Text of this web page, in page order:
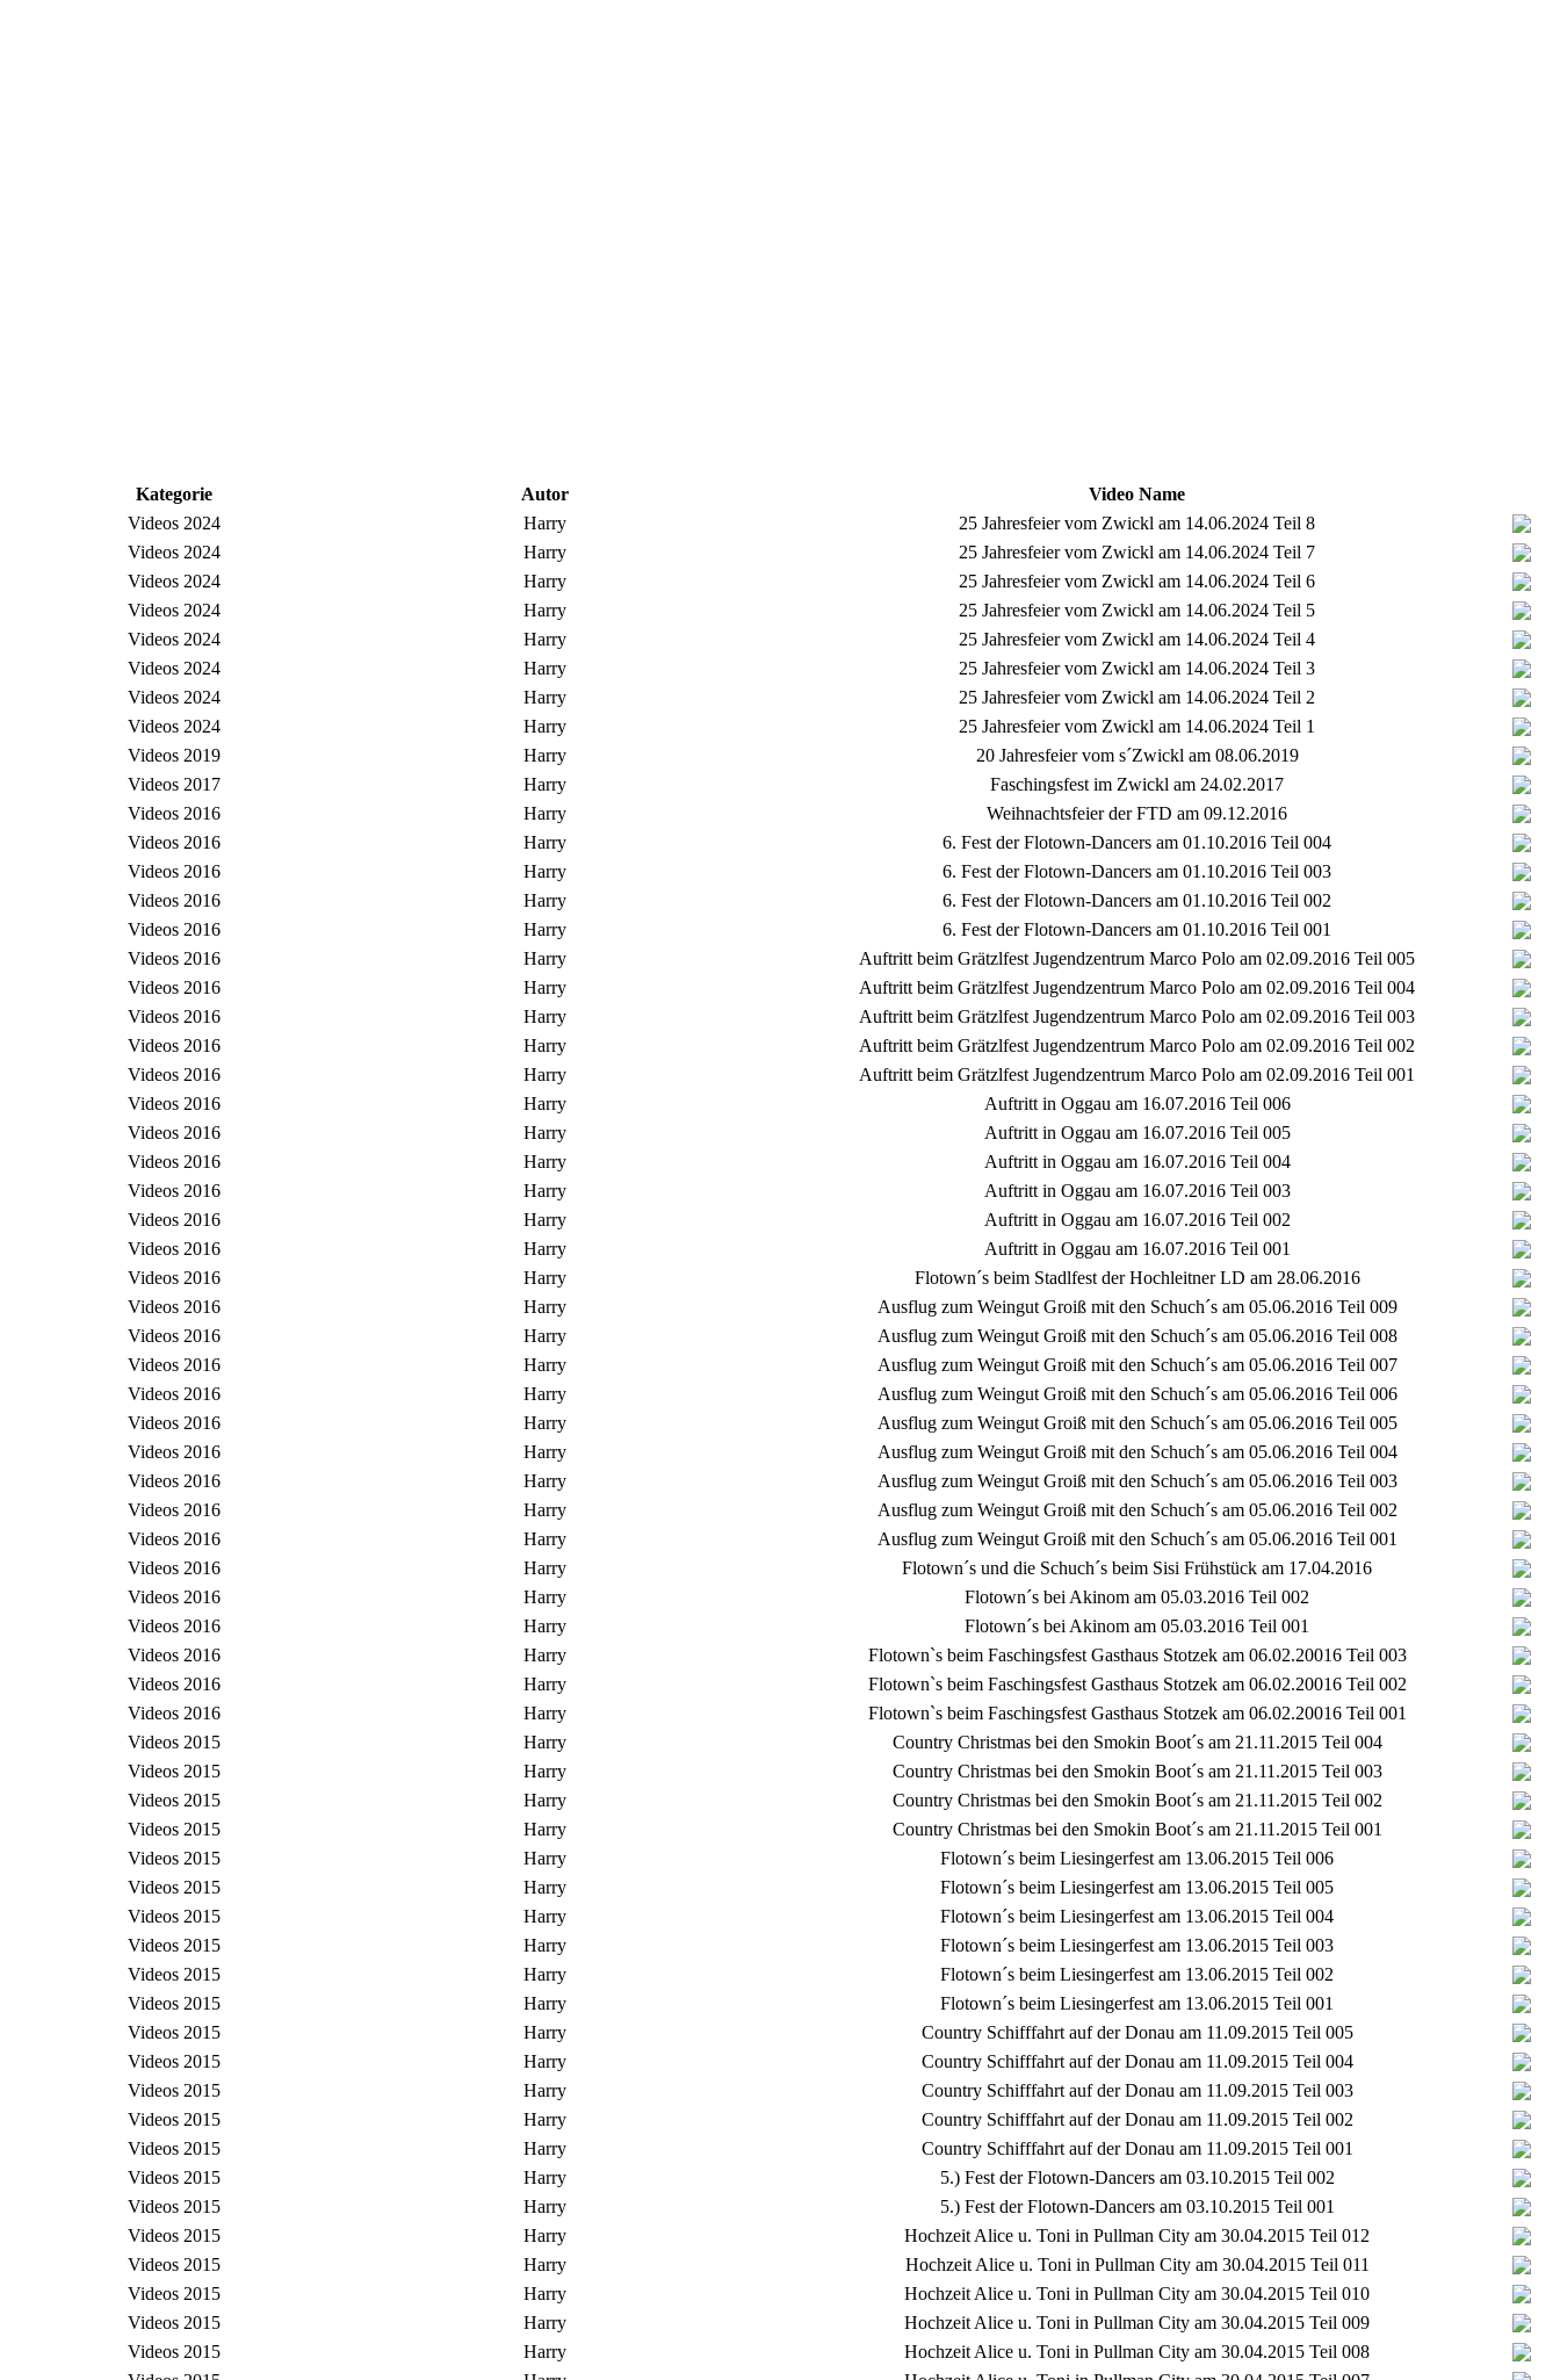
Kategorie Autor
Video Name
Videos 2024
Harry
25 Jahresfeier vom Zwickl am 14.06.2024 Teil 8
Videos 2024
Harry
25 Jahresfeier vom Zwickl am 14.06.2024 Teil 7
Videos 2024
Harry
25 Jahresfeier vom Zwickl am 14.06.2024 Teil 6
Videos 2024
Harry
25 Jahresfeier vom Zwickl am 14.06.2024 Teil 5
Videos 2024
Harry
25 Jahresfeier vom Zwickl am 14.06.2024 Teil 4
Videos 2024
Harry
25 Jahresfeier vom Zwickl am 14.06.2024 Teil 3
Videos 2024
Harry
25 Jahresfeier vom Zwickl am 14.06.2024 Teil 2
Videos 2024
Harry
25 Jahresfeier vom Zwickl am 14.06.2024 Teil 1
Videos 2019
Harry
20 Jahresfeier vom s´Zwickl am 08.06.2019
Videos 2017
Harry
Faschingsfest im Zwickl am 24.02.2017
Videos 2016
Harry
Weihnachtsfeier der FTD am 09.12.2016
Videos 2016
Harry
6. Fest der Flotown-Dancers am 01.10.2016 Teil 004
Videos 2016
Harry
6. Fest der Flotown-Dancers am 01.10.2016 Teil 003
Videos 2016
Harry
6. Fest der Flotown-Dancers am 01.10.2016 Teil 002
Videos 2016
Harry
6. Fest der Flotown-Dancers am 01.10.2016 Teil 001
Videos 2016
Harry
Auftritt beim Grätzlfest Jugendzentrum Marco Polo am 02.09.2016 Teil 005
Videos 2016
Harry
Auftritt beim Grätzlfest Jugendzentrum Marco Polo am 02.09.2016 Teil 004
Videos 2016
Harry
Auftritt beim Grätzlfest Jugendzentrum Marco Polo am 02.09.2016 Teil 003
Videos 2016
Harry
Auftritt beim Grätzlfest Jugendzentrum Marco Polo am 02.09.2016 Teil 002
Videos 2016
Harry
Auftritt beim Grätzlfest Jugendzentrum Marco Polo am 02.09.2016 Teil 001
Videos 2016
Harry
Auftritt in Oggau am 16.07.2016 Teil 006
Videos 2016
Harry
Auftritt in Oggau am 16.07.2016 Teil 005
Videos 2016
Harry
Auftritt in Oggau am 16.07.2016 Teil 004
Videos 2016
Harry
Auftritt in Oggau am 16.07.2016 Teil 003
Videos 2016
Harry
Auftritt in Oggau am 16.07.2016 Teil 002
Videos 2016
Harry
Auftritt in Oggau am 16.07.2016 Teil 001
Videos 2016
Harry
Flotown´s beim Stadlfest der Hochleitner LD am 28.06.2016
Videos 2016
Harry
Ausflug zum Weingut Groiß mit den Schuch´s am 05.06.2016 Teil 009
Videos 2016
Harry
Ausflug zum Weingut Groiß mit den Schuch´s am 05.06.2016 Teil 008
Videos 2016
Harry
Ausflug zum Weingut Groiß mit den Schuch´s am 05.06.2016 Teil 007
Videos 2016
Harry
Ausflug zum Weingut Groiß mit den Schuch´s am 05.06.2016 Teil 006
Videos 2016
Harry
Ausflug zum Weingut Groiß mit den Schuch´s am 05.06.2016 Teil 005
Videos 2016
Harry
Ausflug zum Weingut Groiß mit den Schuch´s am 05.06.2016 Teil 004
Videos 2016
Harry
Ausflug zum Weingut Groiß mit den Schuch´s am 05.06.2016 Teil 003
Videos 2016
Harry
Ausflug zum Weingut Groiß mit den Schuch´s am 05.06.2016 Teil 002
Videos 2016
Harry
Ausflug zum Weingut Groiß mit den Schuch´s am 05.06.2016 Teil 001
Videos 2016
Harry
Flotown´s und die Schuch´s beim Sisi Frühstück am 17.04.2016
Videos 2016
Harry
Flotown´s bei Akinom am 05.03.2016 Teil 002
Videos 2016
Harry
Flotown´s bei Akinom am 05.03.2016 Teil 001
Videos 2016
Harry
Flotown`s beim Faschingsfest Gasthaus Stotzek am 06.02.20016 Teil 003
Videos 2016
Harry
Flotown`s beim Faschingsfest Gasthaus Stotzek am 06.02.20016 Teil 002
Videos 2016
Harry
Flotown`s beim Faschingsfest Gasthaus Stotzek am 06.02.20016 Teil 001
Videos 2015
Harry
Country Christmas bei den Smokin Boot´s am 21.11.2015 Teil 004
Videos 2015
Harry
Country Christmas bei den Smokin Boot´s am 21.11.2015 Teil 003
Videos 2015
Harry
Country Christmas bei den Smokin Boot´s am 21.11.2015 Teil 002
Videos 2015
Harry
Country Christmas bei den Smokin Boot´s am 21.11.2015 Teil 001
Videos 2015
Harry
Flotown´s beim Liesingerfest am 13.06.2015 Teil 006
Videos 2015
Harry
Flotown´s beim Liesingerfest am 13.06.2015 Teil 005
Videos 2015
Harry
Flotown´s beim Liesingerfest am 13.06.2015 Teil 004
Videos 2015
Harry
Flotown´s beim Liesingerfest am 13.06.2015 Teil 003
Videos 2015
Harry
Flotown´s beim Liesingerfest am 13.06.2015 Teil 002
Videos 2015
Harry
Flotown´s beim Liesingerfest am 13.06.2015 Teil 001
Videos 2015
Harry
Country Schifffahrt auf der Donau am 11.09.2015 Teil 005
Videos 2015
Harry
Country Schifffahrt auf der Donau am 11.09.2015 Teil 004
Videos 2015
Harry
Country Schifffahrt auf der Donau am 11.09.2015 Teil 003
Videos 2015
Harry
Country Schifffahrt auf der Donau am 11.09.2015 Teil 002
Videos 2015
Harry
Country Schifffahrt auf der Donau am 11.09.2015 Teil 001
Videos 2015
Harry
5.) Fest der Flotown-Dancers am 03.10.2015 Teil 002
Videos 2015
Harry
5.) Fest der Flotown-Dancers am 03.10.2015 Teil 001
Videos 2015
Harry
Hochzeit Alice u. Toni in Pullman City am 30.04.2015 Teil 012
Videos 2015
Harry
Hochzeit Alice u. Toni in Pullman City am 30.04.2015 Teil 011
Videos 2015
Harry
Hochzeit Alice u. Toni in Pullman City am 30.04.2015 Teil 010
Videos 2015
Harry
Hochzeit Alice u. Toni in Pullman City am 30.04.2015 Teil 009
Videos 2015
Harry
Hochzeit Alice u. Toni in Pullman City am 30.04.2015 Teil 008